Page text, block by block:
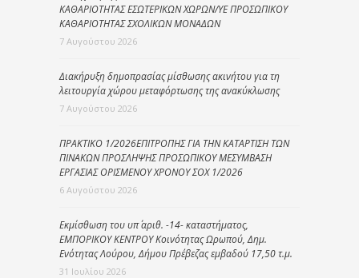
ΚΑΘΑΡΙΟΤΗΤΑΣ ΕΣΩΤΕΡΙΚΩΝ ΧΩΡΩΝ/ΥΕ ΠΡΟΣΩΠΙΚΟΥ
ΚΑΘΑΡΙΟΤΗΤΑΣ ΣΧΟΛΙΚΩΝ ΜΟΝΑΔΩΝ
7 Αυγούστου 2026
Διακήρυξη δημοπρασίας μίσθωσης ακινήτου για τη
λειτουργία χώρου μεταφόρτωσης της ανακύκλωσης
7 Αυγούστου 2026
ΠΡΑΚΤΙΚΟ 1/2026ΕΠΙΤΡΟΠΗΣ ΓΙΑ ΤΗΝ ΚΑΤΑΡΤΙΣΗ ΤΩΝ
ΠΙΝΑΚΩΝ ΠΡΟΣΛΗΨΗΣ ΠΡΟΣΩΠΙΚΟΥ ΜΕΣΥΜΒΑΣΗ
ΕΡΓΑΣΙΑΣ ΟΡΙΣΜΕΝΟΥ ΧΡΟΝΟΥ ΣΟΧ 1/2026
6 Αυγούστου 2026
Εκμίσθωση του υπ΄ αριθ. -14- καταστήματος,
ΕΜΠΟΡΙΚΟΥ ΚΕΝΤΡΟΥ Κοινότητας Ωρωπού, Δημ.
Ενότητας Λούρου, Δήμου Πρέβεζας εμβαδού 17,50 τ.μ.
31 Ιουλίου 2026